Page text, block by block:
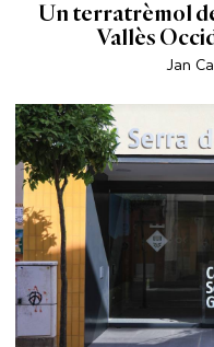
Un terratrèmol
Vallès
Jan